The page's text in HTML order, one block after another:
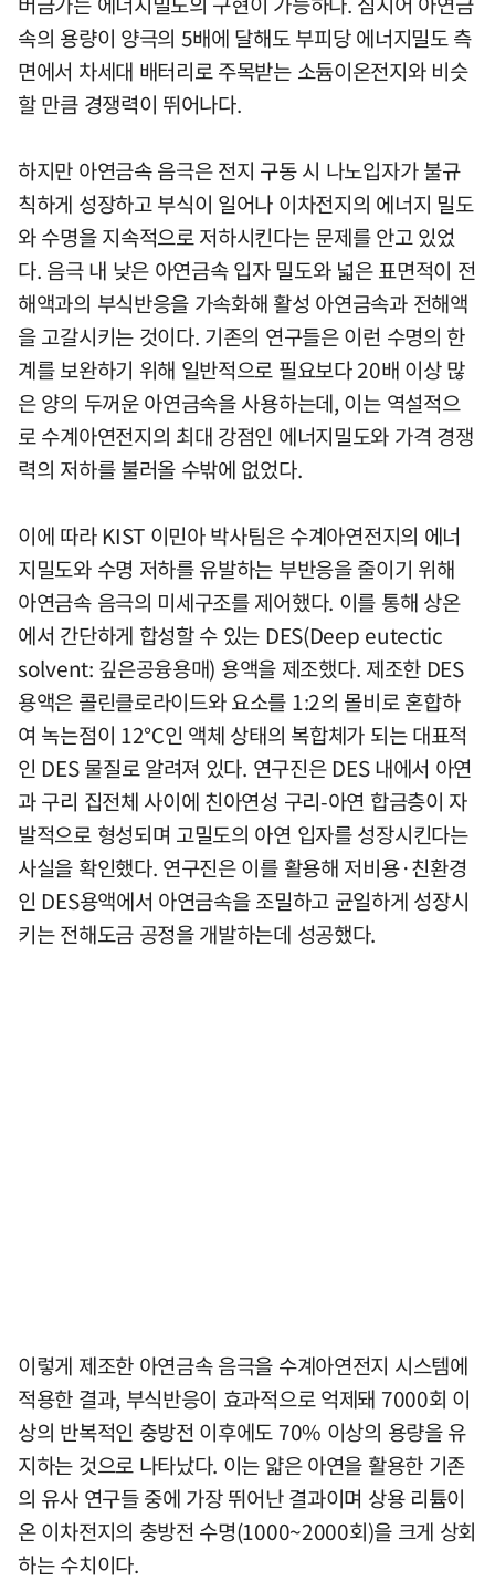
속의 용량이 양극의 5배에 달해도 부피당 에너지밀도 측
면에서 차세대 배터리로 주목받는 소듐이온전지와 비슷
할 만큼 경쟁력이 뛰어나다.
하지만 아연금속 음극은 전지 구동 시 나노입자가 불규
칙하게 성장하고 부식이 일어나 이차전지의 에너지 밀도
와 수명을 지속적으로 저하시킨다는 문제를 안고 있었
다. 음극 내 낮은 아연금속 입자 밀도와 넓은 표면적이 전
해액과의 부식반응을 가속화해 활성 아연금속과 전해액
을 고갈시키는 것이다. 기존의 연구들은 이런 수명의 한
계를 보완하기 위해 일반적으로 필요보다 20배 이상 많
은 양의 두꺼운 아연금속을 사용하는데, 이는 역설적으
로 수계아연전지의 최대 강점인 에너지밀도와 가격 경쟁
력의 저하를 불러올 수밖에 없었다.
이에 따라 KIST 이민아 박사팀은 수계아연전지의 에너
지밀도와 수명 저하를 유발하는 부반응을 줄이기 위해
아연금속 음극의 미세구조를 제어했다. 이를 통해 상온
에서 간단하게 합성할 수 있는 DES(Deep eutectic
solvent: 깊은공융용매) 용액을 제조했다. 제조한 DES
용액은 콜린클로라이드와 요소를 1:2의 몰비로 혼합하
여 녹는점이 12℃인 액체 상태의 복합체가 되는 대표적
인 DES 물질로 알려져 있다. 연구진은 DES 내에서 아연
과 구리 집전체 사이에 친아연성 구리-아연 합금층이 자
발적으로 형성되며 고밀도의 아연 입자를 성장시킨다는
사실을 확인했다. 연구진은 이를 활용해 저비용·친환경
인 DES용액에서 아연금속을 조밀하고 균일하게 성장시
키는 전해도금 공정을 개발하는데 성공했다.
이렇게 제조한 아연금속 음극을 수계아연전지 시스템에
적용한 결과, 부식반응이 효과적으로 억제돼 7000회 이
상의 반복적인 충방전 이후에도 70% 이상의 용량을 유
지하는 것으로 나타났다. 이는 얇은 아연을 활용한 기존
의 유사 연구들 중에 가장 뛰어난 결과이며 상용 리튬이
온 이차전지의 충방전 수명(1000~2000회)을 크게 상회
하는 수치이다.